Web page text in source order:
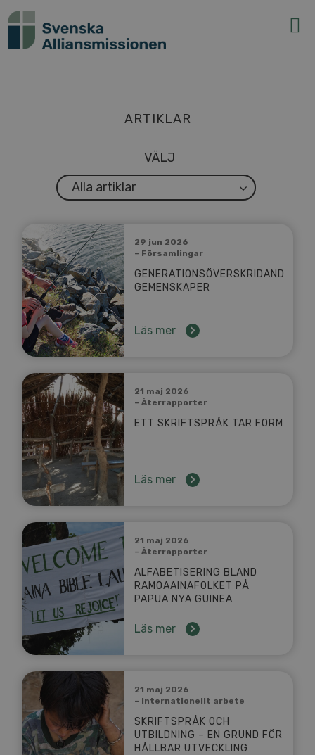
ARTIKLAR
VÄLJ
Alla artiklar
29 jun 2026
– Församlingar
GENERATIONSÖVERSKRIDANDE
GEMENSKAPER
Läs mer
21 maj 2026
– Återrapporter
ETT SKRIFTSPRÅK TAR FORM
Läs mer
21 maj 2026
– Återrapporter
ALFABETISERING BLAND
RAMOAAINAFOLKET PÅ
PAPUA NYA GUINEA
Läs mer
21 maj 2026
– Internationellt arbete
SKRIFTSPRÅK OCH
UTBILDNING – EN GRUND FÖR
HÅLLBAR UTVECKLING